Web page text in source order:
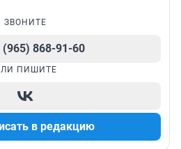
ЗВОНИТЕ
(965) 868-91-60
ПИШИТЕ
в редакцию